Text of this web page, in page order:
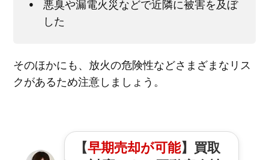
悪臭や漏電火災などで近隣に被害を及ぼ
した
そのほかにも、放火の危険性などさまざまなリス
クがあるため注意しましょう。
【早期売却が可能】買取